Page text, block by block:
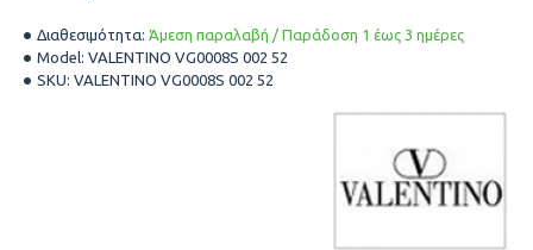
Διαθεσιμότητα: Άμεση παραλαβή / Παράδοση 1 έως 3 ημέρες
Model: VALENTINO VG0008S 002 52
SKU: VALENTINO VG0008S 002 52